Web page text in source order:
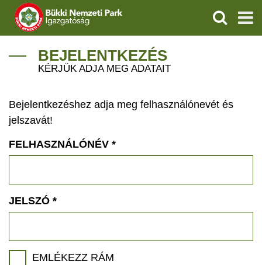
IGAZGATÓSÁG
VÍZVÉDELEM
ÖKOTURIZMUS
GEOPARKOK
KERESÉS
BEJELENTKEZÉS
KÉRJÜK ADJA MEG ADATAIT
Bejelentkezéshez adja meg felhasználónevét és
jelszavát!
FELHASZNÁLÓNÉV *
JELSZÓ *
EMLÉKEZZ RÁM